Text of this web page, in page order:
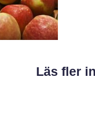
Läs fler